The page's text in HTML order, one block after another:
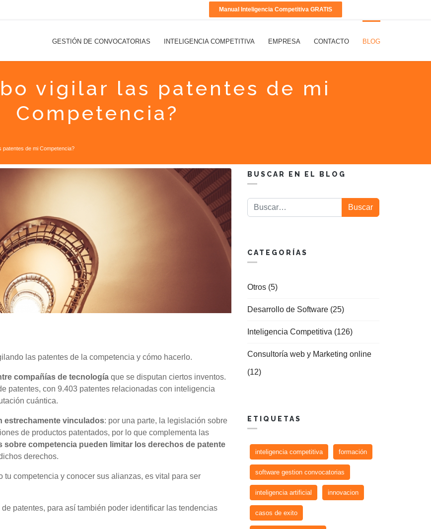
Manual Inteligencia Competitiva GRATIS
GESTIÓN DE CONVOCATORIAS INTELIGENCIA COMPETITIVA EMPRESA CONTACTO BLOG
vigilar las patentes de mi
Competencia?
patentes de mi Competencia?
las patentes de la competencia y cómo hacerlo.
compañías de tecnología que se disputan ciertos inventos.
patentes, con 9.403 patentes relacionadas con inteligencia
cuántica.
estrechamente vinculados: por una parte, la legislación sobre
de productos patentados, por lo que complementa las
sobre competencia pueden limitar los derechos de patente
derechos.
competencia y conocer sus alianzas, es vital para ser
patentes, para así también poder identificar las tendencias
BUSCAR EN EL BLOG
Buscar Buscar
CATEGORÍAS
Otros (5)
Desarrollo de Software (25)
Inteligencia Competitiva (126)
Consultoría web y Marketing online
(12)
ETIQUETAS
inteligencia competitiva formación
software gestion convocatorias
inteligencia artificial innovacion
casos de exito